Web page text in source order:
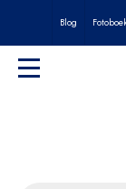
Blog